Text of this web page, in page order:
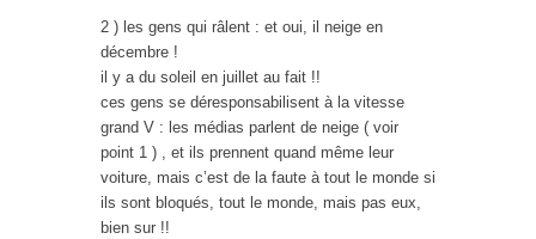
2 ) les gens qui râlent : et oui, il neige en
décembre !
il y a du soleil en juillet au fait !!
ces gens se déresponsabilisent à la vitesse
grand V : les médias parlent de neige ( voir
point 1 ) , et ils prennent quand même leur
voiture, mais c’est de la faute à tout le monde si
ils sont bloqués, tout le monde, mais pas eux,
bien sur !!